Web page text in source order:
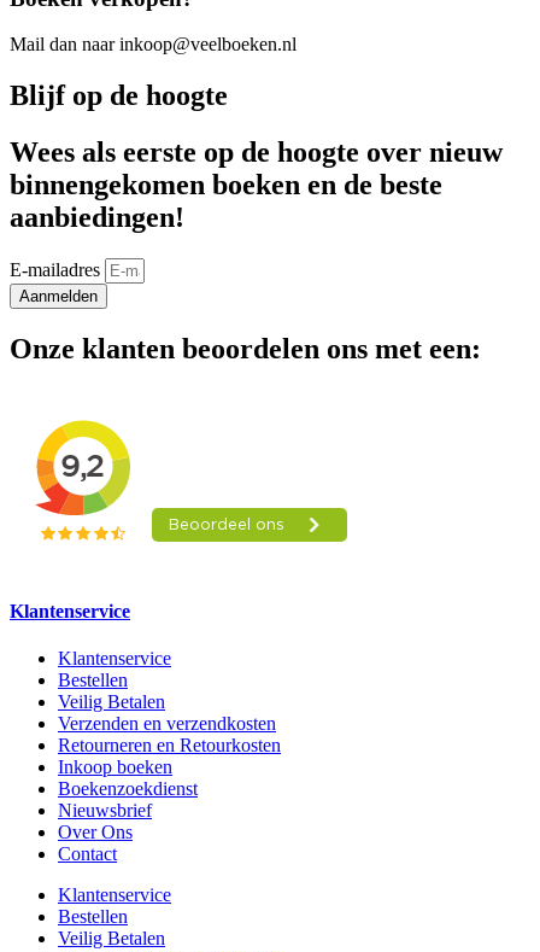
Mail dan naar inkoop@veelboeken.nl
Blijf op de hoogte
Wees als eerste op de hoogte over nieuw
binnengekomen boeken en de beste
aanbiedingen!
E-mailadres
Aanmelden
Onze klanten beoordelen ons met een:
Klantenservice
Klantenservice
Bestellen
Veilig Betalen
Verzenden en verzendkosten
Retourneren en Retourkosten
Inkoop boeken
Boekenzoekdienst
Nieuwsbrief
Over Ons
Contact
Klantenservice
Bestellen
Veilig Betalen